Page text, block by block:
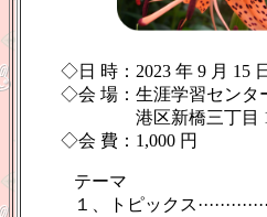
◇日 時： 2023 年 9 月 15
◇会 場：生涯学習センタ
港区新橋三丁目
◇会 費： 1,000 円
テーマ
１、トピックス